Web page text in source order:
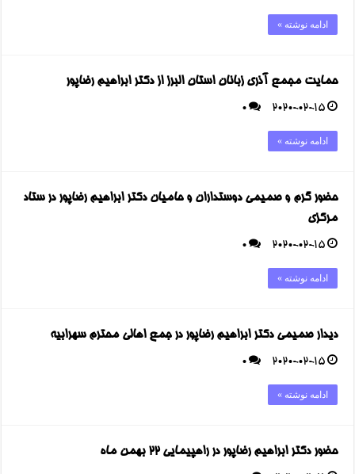
ادامه نوشته »
حمایت مجمع آذری زبانان استان البرز از دکتر ابراهیم رضاپور
2020-02-15
0
ادامه نوشته »
حضور گرم و صمیمی دوستداران و حامیان دکتر ابراهیم رضاپور در ستاد
مرکزی
2020-02-15
0
ادامه نوشته »
دیدار صمیمی دکتر ابراهیم رضاپور در جمع اهالی محترم سهرابیه
2020-02-15
0
ادامه نوشته »
حضور دکتر ابراهیم رضاپور در راهپیمایی ۲۲ بهمن ماه